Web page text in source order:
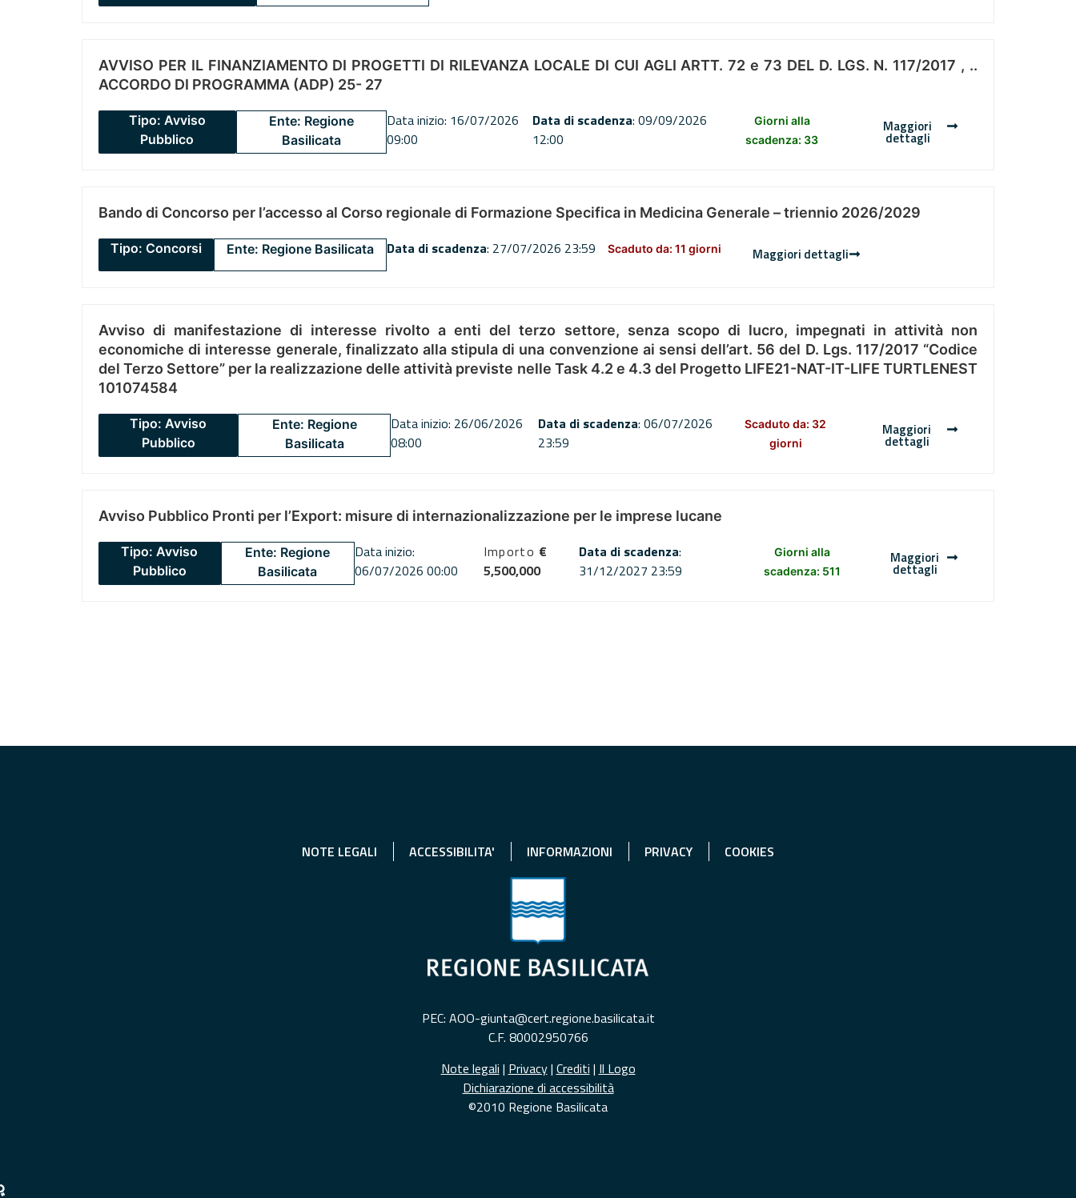
AVVISO PER IL FINANZIAMENTO DI PROGETTI DI RILEVANZA LOCALE DI CUI AGLI ARTT. 72 e 73 DEL D. LGS. N. 117/2017 , ..
ACCORDO DI PROGRAMMA (ADP) 25- 27
Tipo: Avviso
Pubblico
Ente: Regione
Basilicata
Data inizio: 16/07/2026
09:00
Data di scadenza: 09/09/2026
12:00
Giorni alla
scadenza: 33
Maggiori
dettagli
Bando di Concorso per l’accesso al Corso regionale di Formazione Specifica in Medicina Generale – triennio 2026/2029
Tipo: Concorsi Ente: Regione Basilicata Data di scadenza: 27/07/2026 23:59 Scaduto da: 11 giorni Maggiori dettagli
Avviso di manifestazione di interesse rivolto a enti del terzo settore, senza scopo di lucro, impegnati in attività non
economiche di interesse generale, finalizzato alla stipula di una convenzione ai sensi dell’art. 56 del D. Lgs. 117/2017 “Codice
del Terzo Settore” per la realizzazione delle attività previste nelle Task 4.2 e 4.3 del Progetto LIFE21-NAT-IT-LIFE TURTLENEST
101074584
Tipo: Avviso
Pubblico
Ente: Regione
Basilicata
Data inizio: 26/06/2026
08:00
Data di scadenza: 06/07/2026
23:59
Scaduto da: 32
giorni
Maggiori
dettagli
Avviso Pubblico Pronti per l’Export: misure di internazionalizzazione per le imprese lucane
Tipo: Avviso
Pubblico
Ente: Regione
Basilicata
Data inizio:
06/07/2026 00:00
Importo €
5,500,000
Data di scadenza:
31/12/2027 23:59
Giorni alla
scadenza: 511
Maggiori
dettagli
NOTE LEGALI ACCESSIBILITA' INFORMAZIONI PRIVACY COOKIES
PEC: AOO-giunta@cert.regione.basilicata.it
C.F. 80002950766
Note legali | Privacy| Crediti | Il Logo
Dichiarazione di accessibilità
©2010 Regione Basilicata